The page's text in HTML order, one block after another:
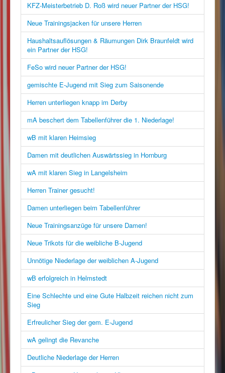
KFZ-Meisterbetrieb D. Roß wird neuer Partner der HSG!
Neue Trainingsjacken für unsere Herren
Haushaltsauflösungen & Räumungen Dirk Braunfeldt wird
ein Partner der HSG!
FeSo wird neuer Partner der HSG!
gemischte E-Jugend mit Sieg zum Saisonende
Herren unterliegen knapp im Derby
mA beschert dem Tabellenführer die 1. Niederlage!
wB mit klaren Heimsieg
Damen mit deutlichen Auswärtssieg in Hornburg
wA mit klaren Sieg in Langelsheim
Herren Trainer gesucht!
Damen unterliegen beim Tabellenführer
Neue Trainingsanzüge für unsere Damen!
Neue Trikots für die weibliche B-Jugend
Unnötige Niederlage der weiblichen A-Jugend
wB erfolgreich in Helmstedt
Eine Schlechte und eine Gute Halbzeit reichen nicht zum
Sieg
Erfreulicher Sieg der gem. E-Jugend
wA gelingt die Revanche
Deutliche Niederlage der Herren